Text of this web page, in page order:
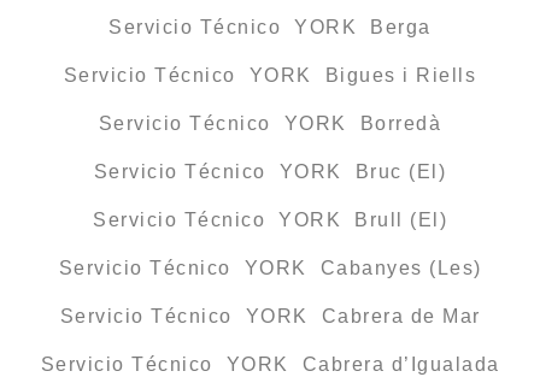
Servicio Técnico YORK Berga
Servicio Técnico YORK Bigues i Riells
Servicio Técnico YORK Borredà
Servicio Técnico YORK Bruc (El)
Servicio Técnico YORK Brull (El)
Servicio Técnico YORK Cabanyes (Les)
Servicio Técnico YORK Cabrera de Mar
Servicio Técnico YORK Cabrera d’Igualada